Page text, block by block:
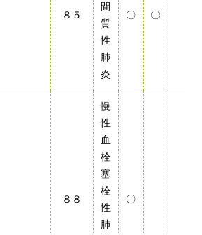
８５
間
質
性
肺
炎
〇 〇
８８
慢
性
血
栓
塞
栓
性
肺
〇